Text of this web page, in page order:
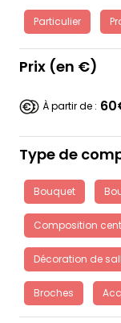
Particulier
Prix (en €)
À partir de :
Type de
Bouquet
Composition
Décoration de
Broches